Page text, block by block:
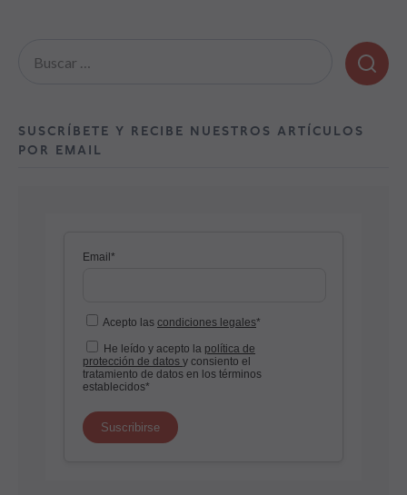
SUSCRÍBETE Y RECIBE NUESTROS ARTÍCULOS
POR EMAIL